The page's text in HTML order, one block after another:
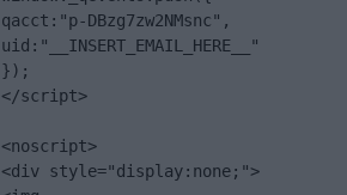
qacct:"p-DBzg7zw2NMsnc",
uid:"__INSERT_EMAIL_HERE__"
});
</script>
<noscript>
<div style="display:none;">